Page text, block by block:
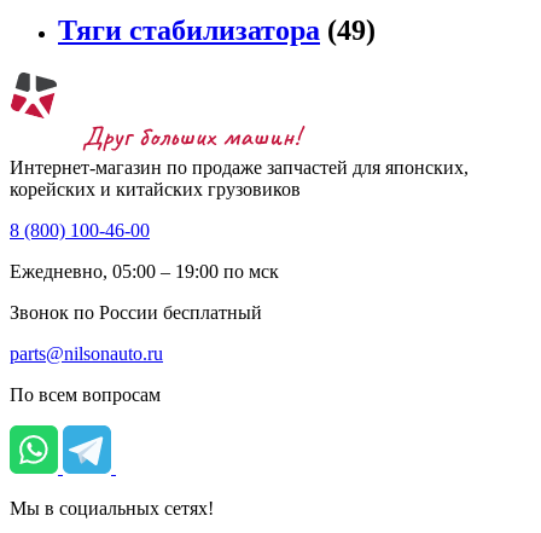
Тяги стабилизатора (49)
Интернет-магазин по продаже запчастей для японских,
корейских и китайских грузовиков
8 (800) 100-46-00
Ежедневно, 05:00 – 19:00 по мск
Звонок по России бесплатный
parts@nilsonauto.ru
По всем вопросам
Мы в социальных сетях!